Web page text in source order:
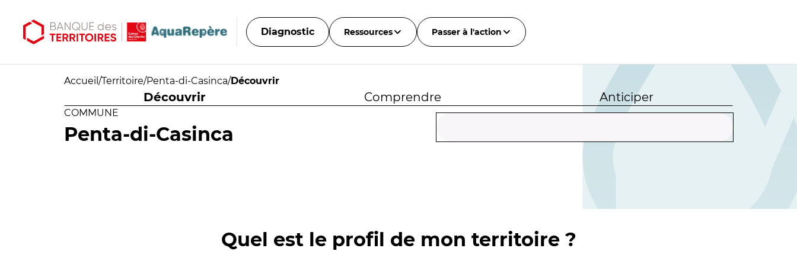
Diagnostic Ressources Passer à l'action
Accueil /Territoire/Penta-di-Casinca/Découvrir
Découvrir Comprendre Anticiper
COMMUNE
Penta-di-Casinca
Quel est le profil de mon territoire ?